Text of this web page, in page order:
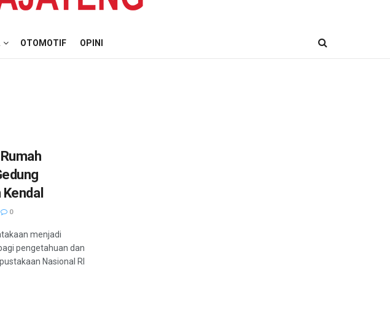
OTOMOTIF OPINI
0
menjadi
pengetahuan dan
Nasional RI